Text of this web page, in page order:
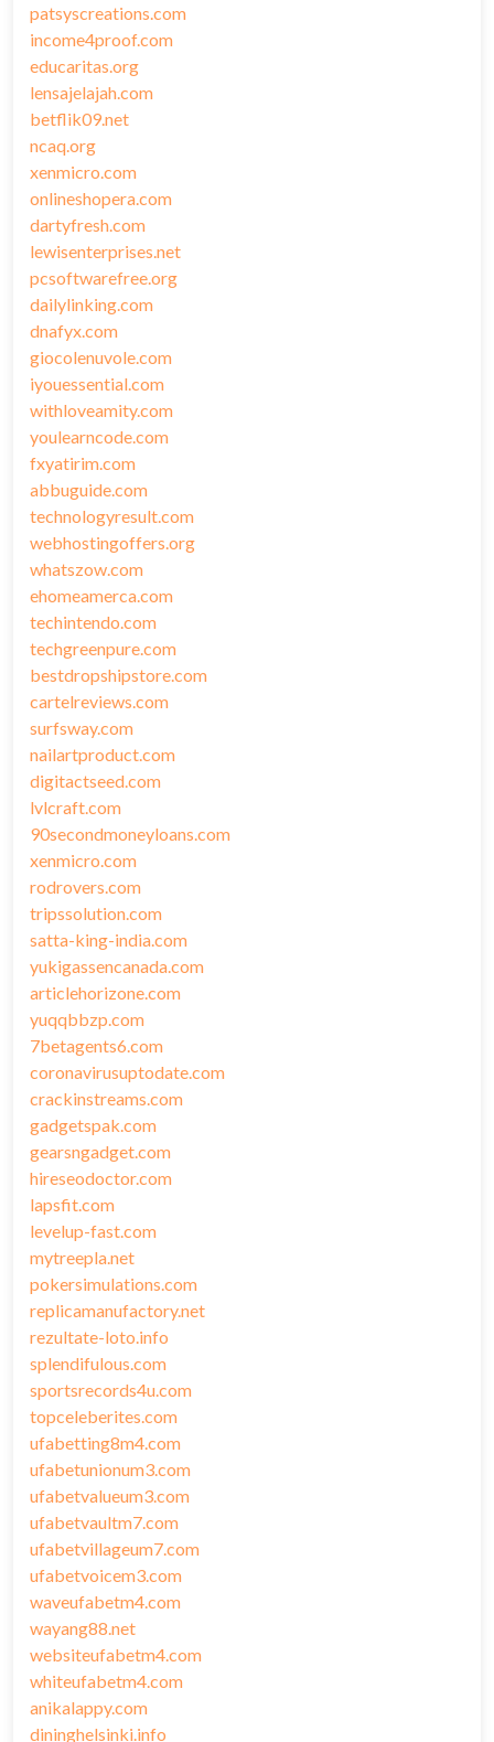
patsyscreations.com
income4proof.com
educaritas.org
lensajelajah.com
betflik09.net
ncaq.org
xenmicro.com
onlineshopera.com
dartyfresh.com
lewisenterprises.net
pcsoftwarefree.org
dailylinking.com
dnafyx.com
giocolenuvole.com
iyouessential.com
withloveamity.com
youlearncode.com
fxyatirim.com
abbuguide.com
technologyresult.com
webhostingoffers.org
whatszow.com
ehomeamerca.com
techintendo.com
techgreenpure.com
bestdropshipstore.com
cartelreviews.com
surfsway.com
nailartproduct.com
digitactseed.com
lvlcraft.com
90secondmoneyloans.com
xenmicro.com
rodrovers.com
tripssolution.com
satta-king-india.com
yukigassencanada.com
articlehorizone.com
yuqqbbzp.com
7betagents6.com
coronavirusuptodate.com
crackinstreams.com
gadgetspak.com
gearsngadget.com
hireseodoctor.com
lapsfit.com
levelup-fast.com
mytreepla.net
pokersimulations.com
replicamanufactory.net
rezultate-loto.info
splendifulous.com
sportsrecords4u.com
topceleberites.com
ufabetting8m4.com
ufabetunionum3.com
ufabetvalueum3.com
ufabetvaultm7.com
ufabetvillageum7.com
ufabetvoicem3.com
waveufabetm4.com
wayang88.net
websiteufabetm4.com
whiteufabetm4.com
anikalappy.com
dininghelsinki.info